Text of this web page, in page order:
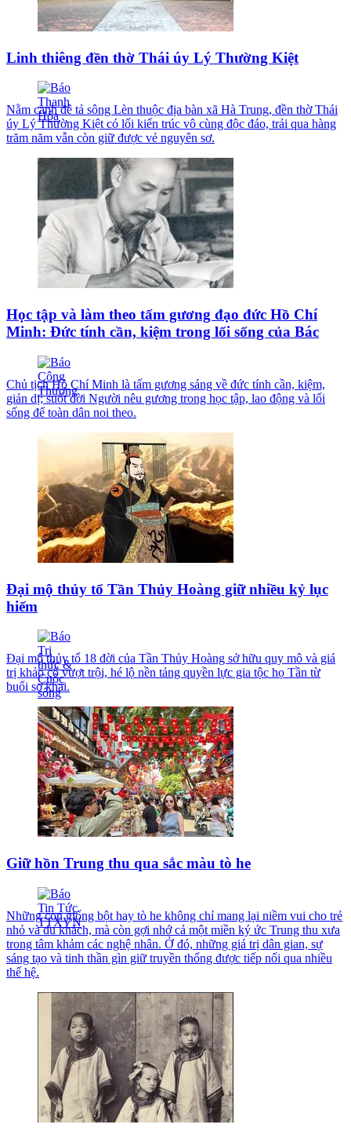
Linh thiêng đền thờ Thái úy Lý Thường Kiệt
Nằm cạnh đê tả sông Lèn thuộc địa bàn xã Hà Trung, đền thờ Thái
úy Lý Thường Kiệt có lối kiến trúc vô cùng độc đáo, trải qua hàng
trăm năm vẫn còn giữ được vẻ nguyên sơ.
Học tập và làm theo tấm gương đạo đức Hồ Chí
Minh: Đức tính cần, kiệm trong lối sống của Bác
Chủ tịch Hồ Chí Minh là tấm gương sáng về đức tính cần, kiệm,
giản dị; suốt đời Người nêu gương trong học tập, lao động và lối
sống để toàn dân noi theo.
Đại mộ thủy tổ Tần Thủy Hoàng giữ nhiều kỷ lục
hiếm
Đại mộ thủy tổ 18 đời của Tần Thủy Hoàng sở hữu quy mô và giá
trị khảo cổ vượt trội, hé lộ nền tảng quyền lực gia tộc họ Tần từ
buổi sơ khai.
Giữ hồn Trung thu qua sắc màu tò he
Những con giống bột hay tò he không chỉ mang lại niềm vui cho trẻ
nhỏ và du khách, mà còn gợi nhớ cả một miền ký ức Trung thu xưa
trong tâm khảm các nghệ nhân. Ở đó, những giá trị dân gian, sự
sáng tạo và tinh thần gìn giữ truyền thống được tiếp nối qua nhiều
thế hệ.